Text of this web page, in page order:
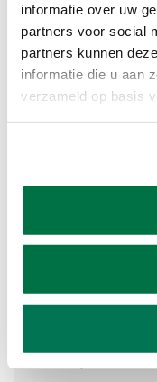
informatie over uw
partners voor social
partners kunnen
informatie die u aan
verzameld op basis
Briefpost met
track and trace
Pakketpost
Gratis
verzenden in
cruise-ship-